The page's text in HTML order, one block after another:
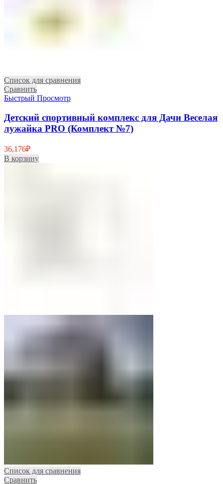
Список для сравнения
Сравнить
Быстрый Просмотр
Детский спортивный комплекс для Дачи Веселая
лужайка PRO (Комплект №7)
36,176₽
В корзину
Список для сравнения
Сравнить